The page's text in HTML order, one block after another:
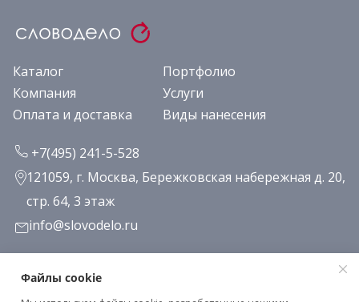
Каталог
Портфолио
Компания
Услуги
Оплата и доставка
Виды нанесения
+7(495) 241-5-528
121059, г. Москва, Бережковская набережная д. 20,
стр. 64, 3 этаж
info@slovodelo.ru
Заказать звонок
Файлы cookie